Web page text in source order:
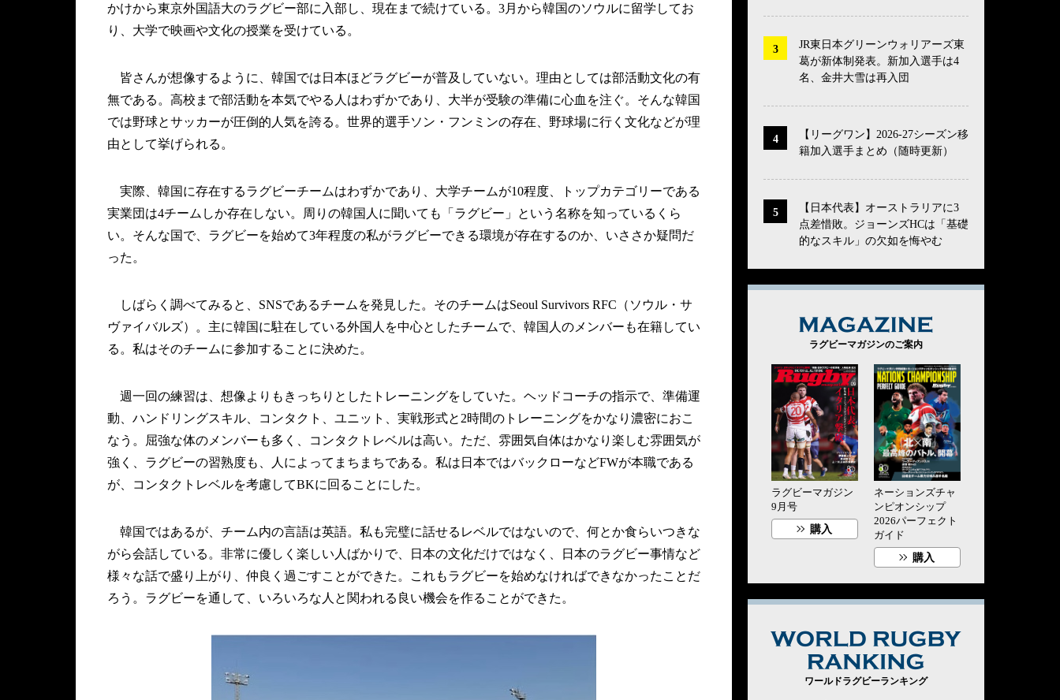
かけから東京外国語大のラグビー部に入部し、現在まで続けている。3月から韓国のソウルに留学してお
り、大学で映画や文化の授業を受けている。
皆さんが想像するように、韓国では日本ほどラグビーが普及していない。理由としては部活動文化の有
無である。高校まで部活動を本気でやる人はわずかであり、大半が受験の準備に心血を注ぐ。そんな韓国
では野球とサッカーが圧倒的人気を誇る。世界的選手ソン・フンミンの存在、野球場に行く文化などが理
由として挙げられる。
実際、韓国に存在するラグビーチームはわずかであり、大学チームが10程度、トップカテゴリーである
実業団は4チームしか存在しない。周りの韓国人に聞いても「ラグビー」という名称を知っているくら
い。そんな国で、ラグビーを始めて3年程度の私がラグビーできる環境が存在するのか、いささか疑問だ
った。
しばらく調べてみると、SNSであるチームを発見した。そのチームはSeoul Survivors RFC（ソウル・サ
ヴァイバルズ）。主に韓国に駐在している外国人を中心としたチームで、韓国人のメンバーも在籍してい
る。私はそのチームに参加することに決めた。
週一回の練習は、想像よりもきっちりとしたトレーニングをしていた。ヘッドコーチの指示で、準備運
動、ハンドリングスキル、コンタクト、ユニット、実戦形式と2時間のトレーニングをかなり濃密におこ
なう。屈強な体のメンバーも多く、コンタクトレベルは高い。ただ、雰囲気自体はかなり楽しむ雰囲気が
強く、ラグビーの習熟度も、人によってまちまちである。私は日本ではバックローなどFWが本職である
が、コンタクトレベルを考慮してBKに回ることにした。
韓国ではあるが、チーム内の言語は英語。私も完璧に話せるレベルではないので、何とか食らいつきな
がら会話している。非常に優しく楽しい人ばかりで、日本の文化だけではなく、日本のラグビー事情など
様々な話で盛り上がり、仲良く過ごすことができた。これもラグビーを始めなければできなかったことだ
ろう。ラグビーを通して、いろいろな人と関われる良い機会を作ることができた。
JR東日本グリーンウォリアーズ東
葛が新体制発表。新加入選手は4
名、金井大雪は再入団
【リーグワン】2026-27シーズン移
籍加入選手まとめ（随時更新）
【日本代表】オーストラリアに3
点差惜敗。ジョーンズHCは「基礎
的なスキル」の欠如を悔やむ
ラグビーマガジンのご案内
ラグビーマガジン
9月号
購入
ネーションズチャ
ンピオンシップ
2026パーフェクト
ガイド
購入
ワールドラグビーランキング